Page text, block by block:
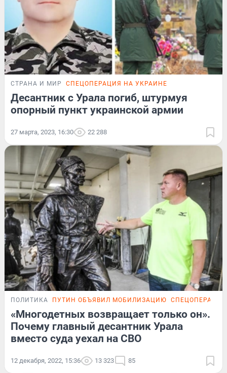
СТРАНА И МИР СПЕЦОПЕРАЦИЯ НА УКРАИНЕ
Десантник с Урала погиб, штурмуя
опорный пункт украинской армии
27 марта, 2023, 16:30 22 288
ПОЛИТИКА ПУТИН ОБЪЯВИЛ МОБИЛИЗАЦИЮ
«Многодетных возвращает только он».
Почему главный десантник Урала
вместо суда уехал на СВО
12 декабря, 2022, 15:36 13 323 85